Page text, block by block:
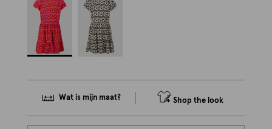
Wat is mijn maat? Shop the look